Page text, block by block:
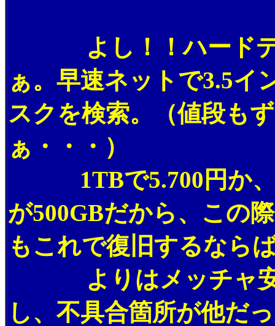
よし！！ハードデ
ぁ。早速ネットで3.5イ
スクを検索。（値段も
ぁ・・・）
1TBで5.700円か、
が500GBだから、この
もこれで復旧するなら
よりはメッチャ安
し、不具合箇所が他だ